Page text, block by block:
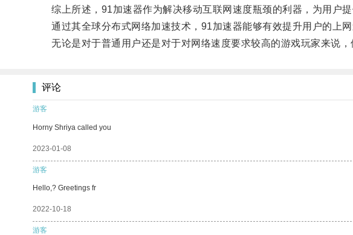
综上所述，91加速器作为解决移动互联网速度瓶颈的利器，为用户提
通过其全球分布式网络加速技术，91加速器能够有效提升用户的上网
无论是对于普通用户还是对于对网络速度要求较高的游戏玩家来说，
评论
游客
Horny Shriya called you
2023-01-08
游客
Hello,? Greetings fr
2022-10-18
游客